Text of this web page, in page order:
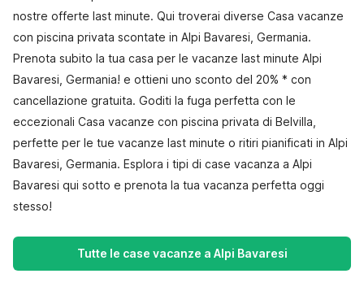
nostre offerte last minute. Qui troverai diverse Casa vacanze
con piscina privata scontate in Alpi Bavaresi, Germania.
Prenota subito la tua casa per le vacanze last minute Alpi
Bavaresi, Germania! e ottieni uno sconto del 20% * con
cancellazione gratuita. Goditi la fuga perfetta con le
eccezionali Casa vacanze con piscina privata di Belvilla,
perfette per le tue vacanze last minute o ritiri pianificati in Alpi
Bavaresi, Germania. Esplora i tipi di case vacanza a Alpi
Bavaresi qui sotto e prenota la tua vacanza perfetta oggi
stesso!
Tutte le case vacanze a Alpi Bavaresi